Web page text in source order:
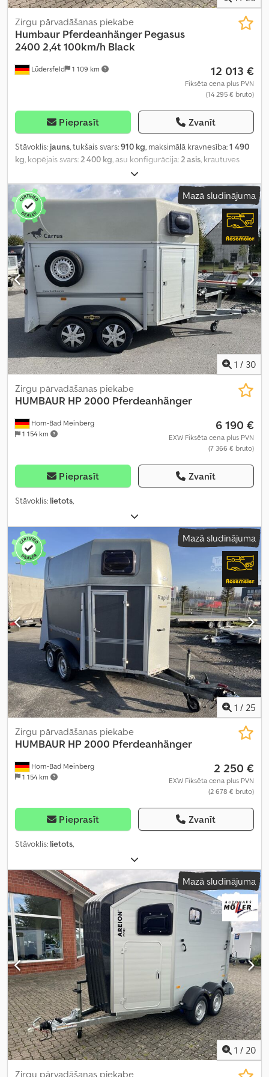
Lüdersfeld 1 109 km
Zirgu pārvadāšanas piekabe
Humbaur Pferdeanhänger Pegasus
2400 2,4t 100km/h Black
12 013 €
Fiksēta cena plus PVN
(14 295 € bruto)
Pieprasīt Zvanīt
Stāvoklis: jauns, tukšais svars:910 kg, maksimālā kravnesība:1 490
kg, kopējais svars:2 400 kg, asu konfigurācija:2 asis, krautuves
, iekraušanas vietas platums:
iekraušanas telpas augstums:2 370 mm, Ražošanas gads:2026,
nobraukums:50 km, pārnesuma veids:mehānisks,
energoefektivitāte:
Mazā sludinājuma
1 / 30
Horn-Bad Meinberg
1 154 km
Zirgu pārvadāšanas piekabe
HUMBAUR HP 2000 Pferdeanhänger
6 190 €
EXW Fiksēta cena plus PVN
(7 366 € bruto)
Pieprasīt Zvanīt
Stāvoklis: lietots,
Mazā sludinājuma
1 / 25
Horn-Bad Meinberg
1 154 km
Zirgu pārvadāšanas piekabe
HUMBAUR HP 2000 Pferdeanhänger
2 250 €
EXW Fiksēta cena plus PVN
(2 678 € bruto)
Pieprasīt Zvanīt
Stāvoklis: lietots,
Mazā sludinājuma
1 / 20
Zirgu pārvadāšanas piekabe